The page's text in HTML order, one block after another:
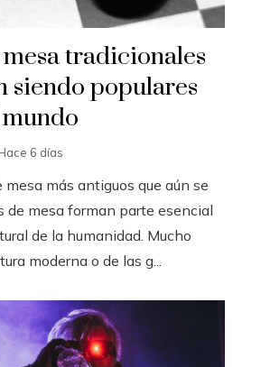
mesa tradicionales
siendo populares
6 días
mesa más antiguos que aún se
de mesa forman parte esencial
de la humanidad. Mucho
moderna o de las g...